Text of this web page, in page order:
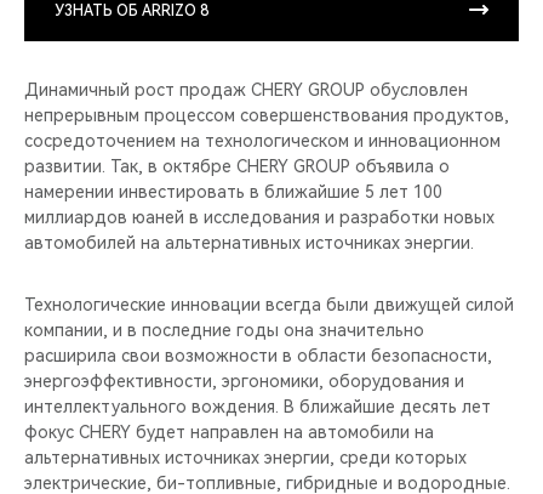
УЗНАТЬ ОБ ARRIZO 8
Динамичный рост продаж CHERY GROUP обусловлен
непрерывным процессом совершенствования продуктов,
сосредоточением на технологическом и инновационном
развитии. Так, в октябре CHERY GROUP объявила о
намерении инвестировать в ближайшие 5 лет 100
миллиардов юаней в исследования и разработки новых
автомобилей на альтернативных источниках энергии.
Технологические инновации всегда были движущей силой
компании, и в последние годы она значительно
расширила свои возможности в области безопасности,
энергоэффективности, эргономики, оборудования и
интеллектуального вождения. В ближайшие десять лет
фокус CHERY будет направлен на автомобили на
альтернативных источниках энергии, среди которых
электрические, би-топливные, гибридные и водородные.